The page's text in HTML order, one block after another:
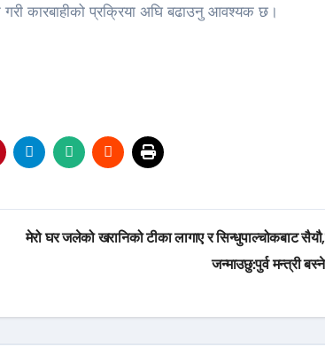
कारबाहीको प्रक्रिया अघि बढाउनु आवश्यक छ।
मेरो घर जलेको खरानिको टीका लागाए र सिन्धुपाल्चोकबाट
जन्माउछु:पुर्व मन्त्री